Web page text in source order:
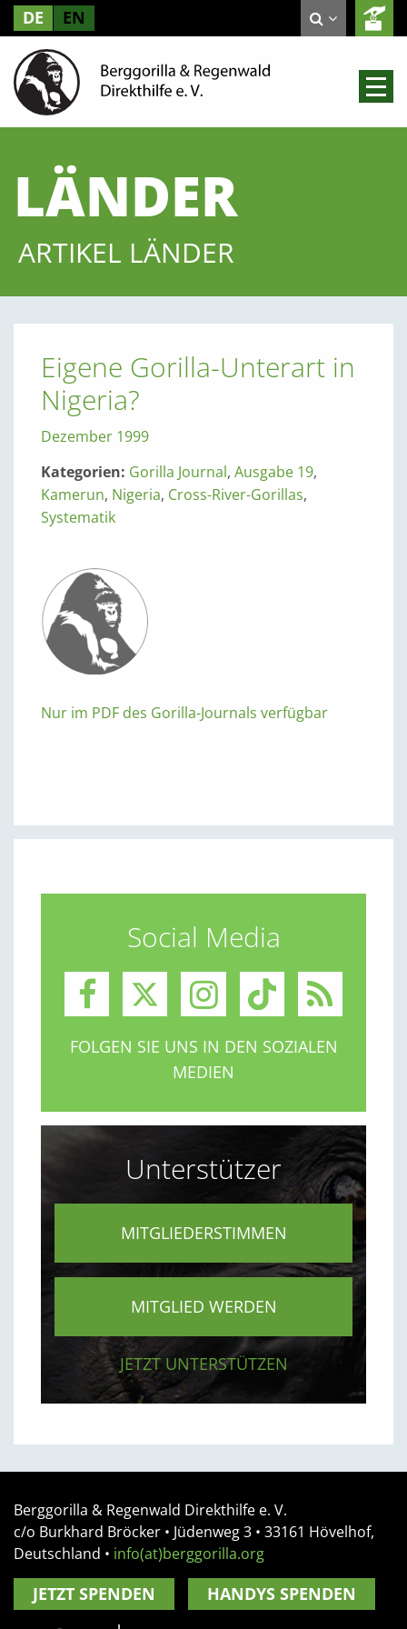
DE EN
LÄNDER
ARTIKEL LÄNDER
Eigene Gorilla-Unterart in
Nigeria?
Dezember 1999
Kategorien: Gorilla Journal, Ausgabe 19,
Kamerun, Nigeria, Cross-River-Gorillas,
Systematik
Nur im PDF des Gorilla-Journals verfügbar
Social Media
FOLGEN SIE UNS IN DEN SOZIALEN
MEDIEN
Unterstützer
MITGLIEDERSTIMMEN
MITGLIED WERDEN
JETZT UNTERSTÜTZEN
Berggorilla & Regenwald Direkthilfe e. V.
c/o Burkhard Bröcker • Jüdenweg 3 • 33161 Hövelhof,
Deutschland • info(at)berggorilla.org
JETZT SPENDEN HANDYS SPENDEN